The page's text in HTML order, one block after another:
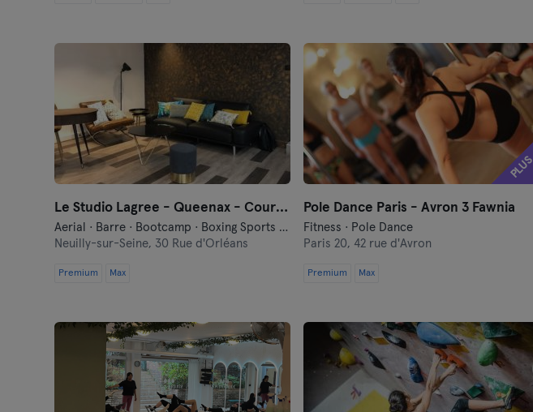
Le Studio Lagree - Queenax - Cours collectifs
Aerial · Barre · Bootcamp · Boxing Sports · Cycling · Dance · Fitness · Functional Training · Indoor Cycling · Pilates · Relaxation · Yoga
Neuilly-sur-Seine, 30 Rue d'Orléans
Premium Max
PLUS
Pole Dance Paris - Avron 3 Fawnia
Fitness · Pole Dance
Paris 20, 42 rue d'Avron
Premium Max